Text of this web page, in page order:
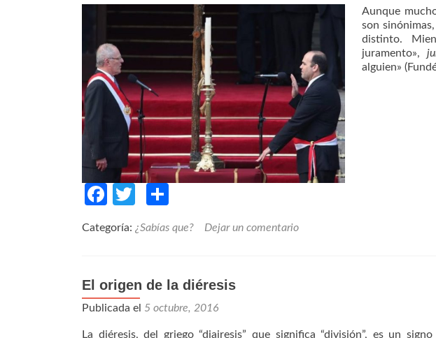
Aunque
son
distinto.
juramento»,
alguien»
Facebook
Twitter
Categoría: ¿Sabías que? Dejar un comentario
El origen de la diéresis
Publicada el 5 octubre, 2016
La diéresis, del griego “diairesis” que significa “división”, es un signo